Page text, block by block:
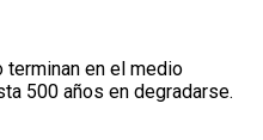
en el medio
500 años en degradarse.